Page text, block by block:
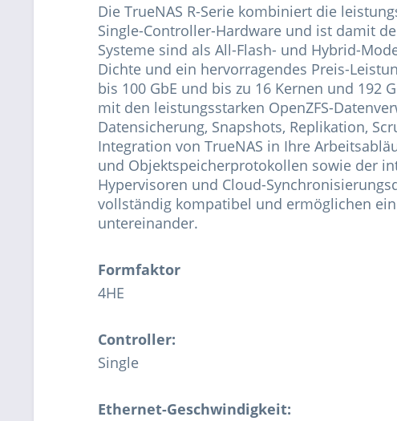
Die TrueNAS R-Serie kombiniert die
Single-Controller-Hardware und ist damit
Systeme sind als All-Flash- und Hybrid-
Dichte und ein hervorragendes Preis-
bis 100 GbE und bis zu 16 Kernen und 192
mit den leistungsstarken OpenZFS-
Datensicherung, Snapshots, Replikation,
Integration von TrueNAS in Ihre
und Objektspeicherprotokollen sowie der
Hypervisoren und Cloud-
vollständig kompatibel und ermöglichen
untereinander.
Formfaktor
4HE
Controller:
Single
Ethernet-Geschwindigkeit: